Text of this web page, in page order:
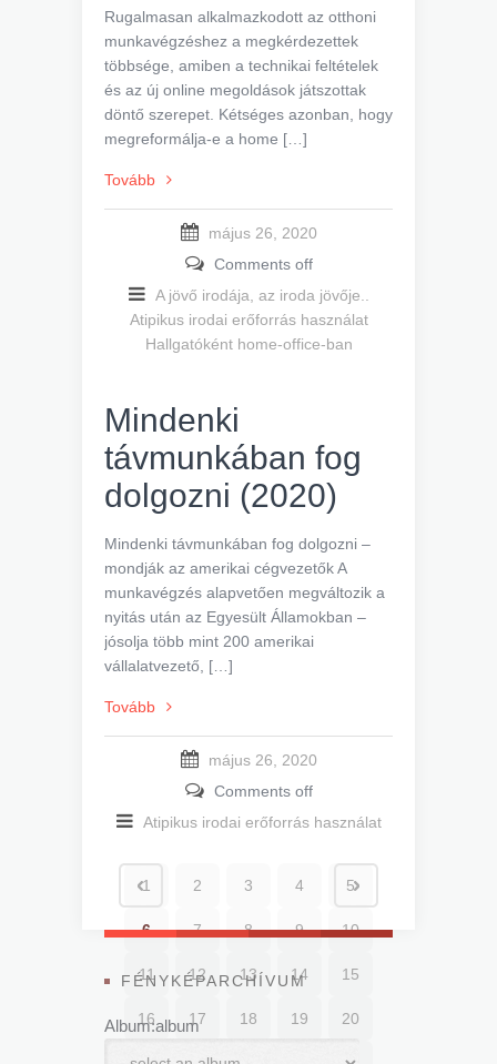
Rugalmasan alkalmazkodott az otthoni
munkavégzéshez a megkérdezettek
többsége, amiben a technikai feltételek
és az új online megoldások játszottak
döntő szerepet. Kétséges azonban, hogy
megreformálja-e a home […]
Tovább
május 26, 2020
Comments off
A jövő irodája, az iroda jövője..
Atipikus irodai erőforrás használat
Hallgatóként home-office-ban
Mindenki
távmunkában fog
dolgozni (2020)
Mindenki távmunkában fog dolgozni –
mondják az amerikai cégvezetők A
munkavégzés alapvetően megváltozik a
nyitás után az Egyesült Államokban –
jósolja több mint 200 amerikai
vállalatvezető, […]
Tovább
május 26, 2020
Comments off
Atipikus irodai erőforrás használat
1 2 3 4 5
6 7 8 9 10
11 12 13 14 15
16 17 18 19 20
FÉNYKÉPARCHÍVUM
Album:album